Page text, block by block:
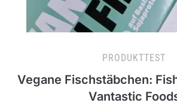
PRODUKTTEST
Vegane Fischstäbchen:
Vantastic